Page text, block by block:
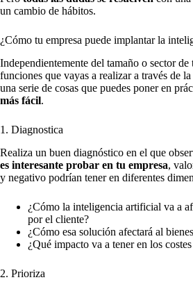
un cambio de hábitos.
¿Cómo tu empresa puede implantar la
Independientemente del tamaño o sector
funciones que vayas a realizar a través de
una serie de cosas que puedes poner en
más fácil.
1. Diagnostica
Realiza un buen diagnóstico en el que
es interesante probar en tu empresa,
y negativo podrían tener en diferentes
¿Cómo la inteligencia artificial va a
por el cliente?
¿Cómo esa solución afectará al
¿Qué impacto va a tener en los
2. Prioriza